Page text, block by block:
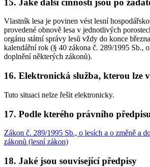
15. Jaké další činnosti jsou po
Vlastník lesa je povinen vést lesní
provedené obnově lesa v jednotlivých
orgánu státní správy lesů vždy do konce
kalendářní rok (§ 40 zákona č. 289/1995 Sb.,
doplnění některých zákonů).
16. Elektronická služba, kterou lze
Tuto situaci nelze řešit elektronicky.
17. Podle kterého právního
Zákon č. 289/1995 Sb., o lesích a o změně a
zákonů (lesní zákon)
18. Jaké jsou související předpisy